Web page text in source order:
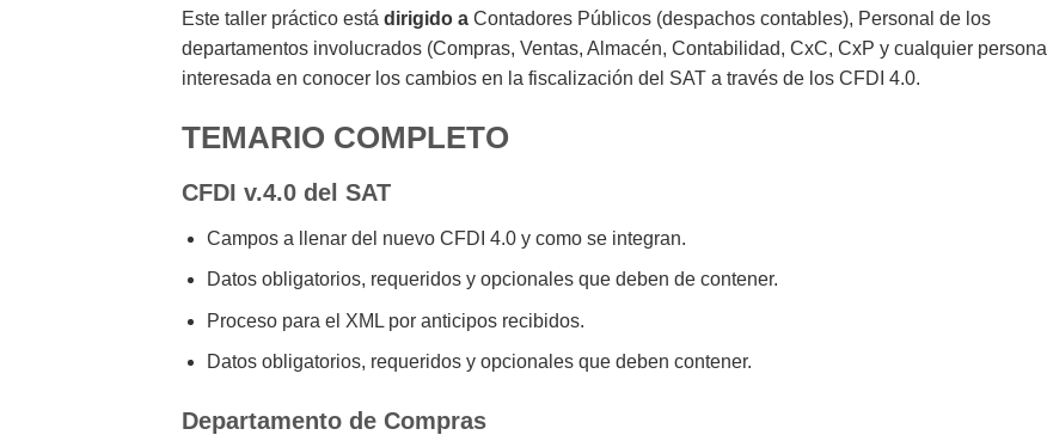
Este taller práctico está dirigido a Contadores Públicos (despachos contables), Personal de los
departamentos involucrados (Compras, Ventas, Almacén, Contabilidad, CxC, CxP y cualquier persona
interesada en conocer los cambios en la fiscalización del SAT a través de los CFDI 4.0.
TEMARIO COMPLETO
CFDI v.4.0 del SAT
Campos a llenar del nuevo CFDI 4.0 y como se integran.
Datos obligatorios, requeridos y opcionales que deben de contener.
Proceso para el XML por anticipos recibidos.
Datos obligatorios, requeridos y opcionales que deben contener.
Departamento de Compras